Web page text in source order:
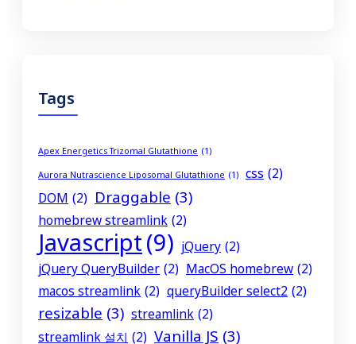
Tags
Apex Energetics Trizomal Glutathione (1)
Aurora Nutrascience Liposomal Glutathione (1) css (2)
DOM (2) Draggable (3)
homebrew streamlink (2)
Javascript(9) jQuery (2)
jQuery QueryBuilder (2) MacOS homebrew (2)
macos streamlink (2) queryBuilder select2 (2)
resizable (3) streamlink (2)
streamlink 설치 (2) Vanilla JS (3)